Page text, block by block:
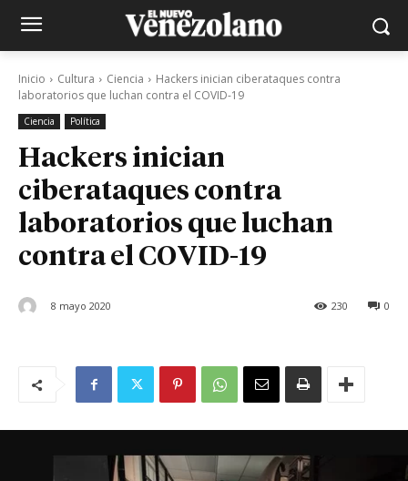
Inicio Cultura Ciencia
Hackers inician ciberataques contra
laboratorios que luchan contra el COVID-19
Ciencia Política
Hackers inician
ciberataques contra
laboratorios que luchan
contra el COVID-19
8 mayo 2020 0
230